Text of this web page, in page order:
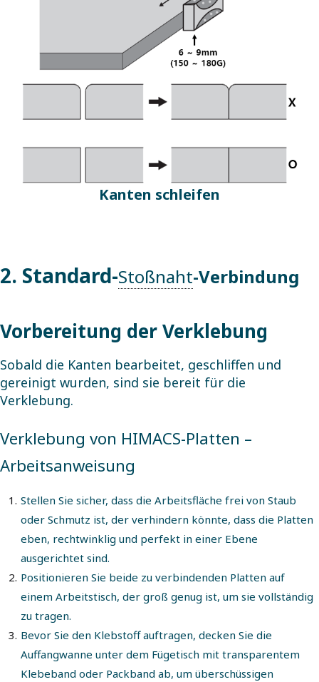
Kanten schleifen
2. Standard-Stoßnaht-Verbindung
Vorbereitung der Verklebung
Sobald die Kanten bearbeitet, geschliffen und
gereinigt wurden, sind sie bereit für die
Verklebung.
Verklebung von HIMACS-Platten –
Arbeitsanweisung
Stellen Sie sicher, dass die Arbeitsfläche frei von Staub
oder Schmutz ist, der verhindern könnte, dass die Platten
eben, rechtwinklig und perfekt in einer Ebene
ausgerichtet sind.
Positionieren Sie beide zu verbindenden Platten auf
einem Arbeitstisch, der groß genug ist, um sie vollständig
zu tragen.
Bevor Sie den Klebstoff auftragen, decken Sie die
Auffangwanne unter dem Fügetisch mit transparentem
Klebeband oder Packband ab, um überschüssigen